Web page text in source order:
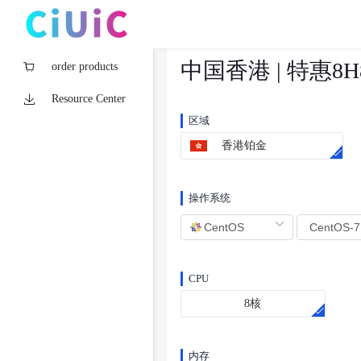
order products
Resource Center
中国香港 | 特惠
区域
香港铂金
操作系统
CPU
8核
内存